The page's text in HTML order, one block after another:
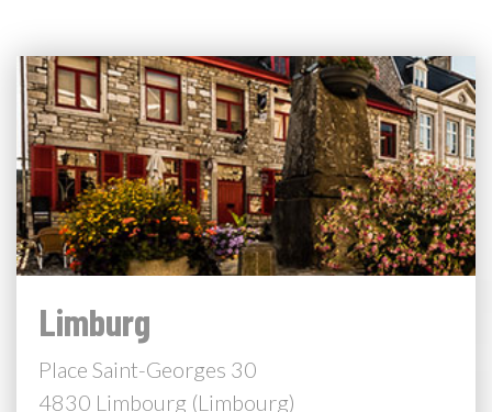
Limburg
Place Saint-Georges 30
4830 Limbourg (Limbourg)